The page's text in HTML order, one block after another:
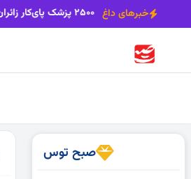
خبرهای داغ
ظرفیت‌های انرژی تجدیدپذیر نباید معطل بماند
صبح توس